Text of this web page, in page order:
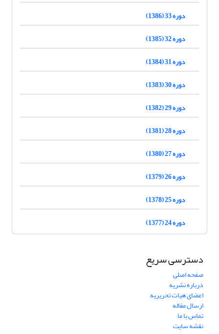
دوره 33 (1386)
دوره 32 (1385)
دوره 31 (1384)
دوره 30 (1383)
دوره 29 (1382)
دوره 28 (1381)
دوره 27 (1380)
دوره 26 (1379)
دوره 25 (1378)
دوره 24 (1377)
دسترسی سریع
صفحه اصلی
درباره نشریه
اعضای هیات تحریریه
ارسال مقاله
تماس با ما
نقشه سایت